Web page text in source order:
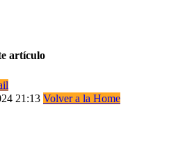
artículo
21:13 Volver a la Home